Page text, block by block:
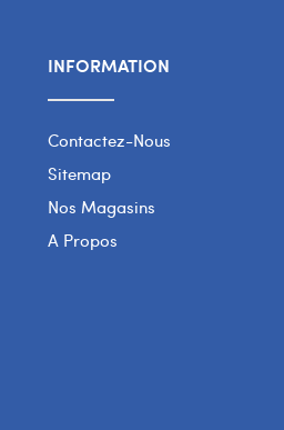
INFORMATION
Contactez-Nous
Sitemap
Nos Magasins
A Propos